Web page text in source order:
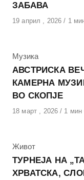
ЗАБАВА
Објавено
19 април , 2026 1
КАтегорија
Музика
АВСТРИСКА
КАМЕРНА
ВО СКОПЈЕ
Објавено
18 март , 2026 1 мин
КАтегорија
Живот
ТУРНЕЈА НА
ХРВАТСКА,